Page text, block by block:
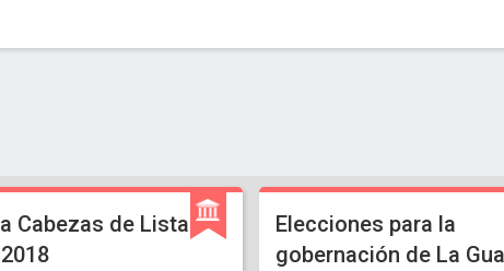
Cabezas de Lista
Elecciones para la
gobernación de La